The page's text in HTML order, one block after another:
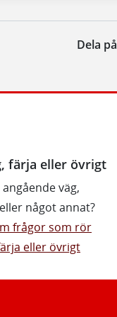
Dela på
färja eller övrigt
väg,
något annat?
frågor som rör
eller övrigt